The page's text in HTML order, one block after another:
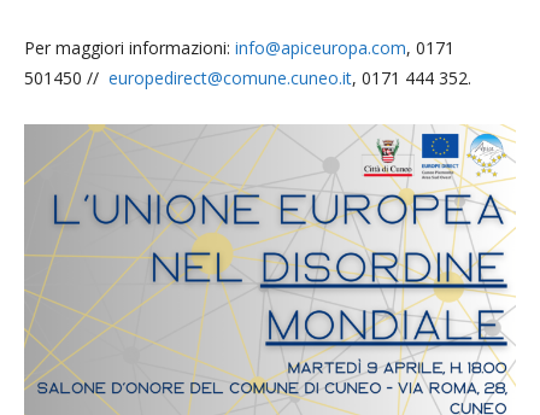
Per maggiori informazioni: info@apiceuropa.com, 0171
501450 // europedirect@comune.cuneo.it, 0171 444 352.